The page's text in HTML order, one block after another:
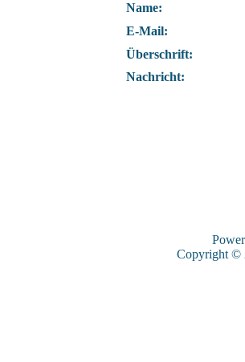
Name:
E-Mail:
Überschrift:
Nachricht:
Copyright ©